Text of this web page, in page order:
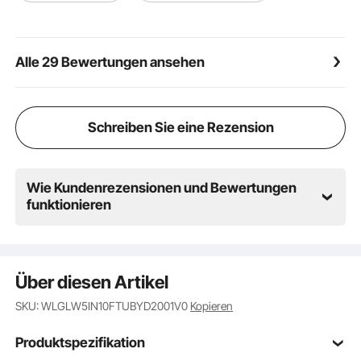
Alle 29 Bewertungen ansehen
Schreiben Sie eine Rezension
Wie Kundenrezensionen und Bewertungen
funktionieren
Über diesen Artikel
SKU: WLGLW5IN10FTUBYD2001V0 Kopieren
Produktspezifikation